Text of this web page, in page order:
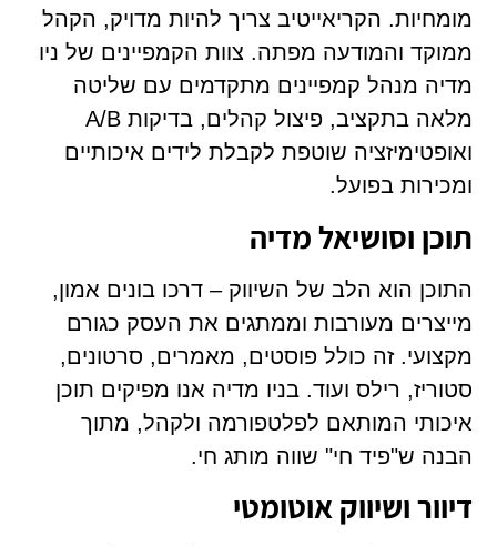
מומחיות. הקריאייטיב צריך להיות מדויק, הקהל
ממוקד והמודעה מפתה. צוות הקמפיינים של ניו
מדיה מנהל קמפיינים מתקדמים עם שליטה
מלאה בתקציב, פיצול קהלים, בדיקות A/B
ואופטימיזציה שוטפת לקבלת לידים איכותיים
ומכירות בפועל.
תוכן וסושיאל מדיה
התוכן הוא הלב של השיווק – דרכו בונים אמון,
מייצרים מעורבות וממתגים את העסק כגורם
מקצועי. זה כולל פוסטים, מאמרים, סרטונים,
סטוריז, רילס ועוד. בניו מדיה אנו מפיקים תוכן
איכותי המותאם לפלטפורמה ולקהל, מתוך
הבנה ש"פיד חי" שווה מותג חי.
דיוור ושיווק אוטומטי